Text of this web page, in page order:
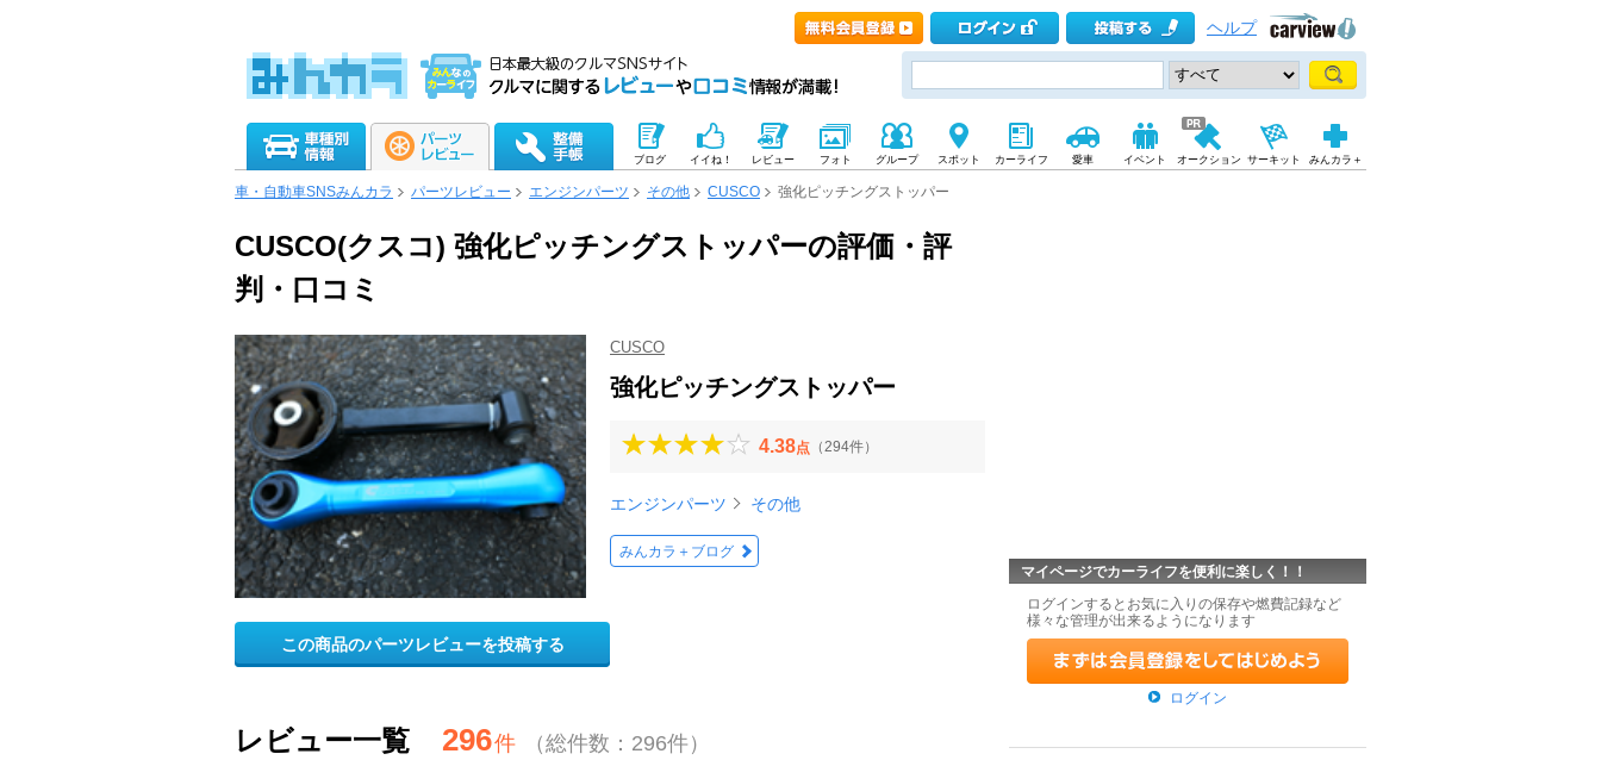
ヘルプ
ブログ イイね！ レビュー フォト グループ スポット カーライフ 愛車 イベント オークション サーキット みんカラ＋
車・自動車SNSみんカラ パーツレビュー エンジンパーツ その他 CUSCO 強化ピッチングストッパー
CUSCO(クスコ) 強化ピッチングストッパーの評価・評
判・口コミ
CUSCO
強化ピッチングストッパー
4.38点 （294件）
エンジンパーツ その他
みんカラ＋ブログ
この商品のパーツレビューを投稿する
レビュー一覧 296件 （総件数：296件）
マイページでカーライフを便利に楽しく！！
ログインするとお気に入りの保存や燃費記録など
様々な管理が出来るようになります
ログイン